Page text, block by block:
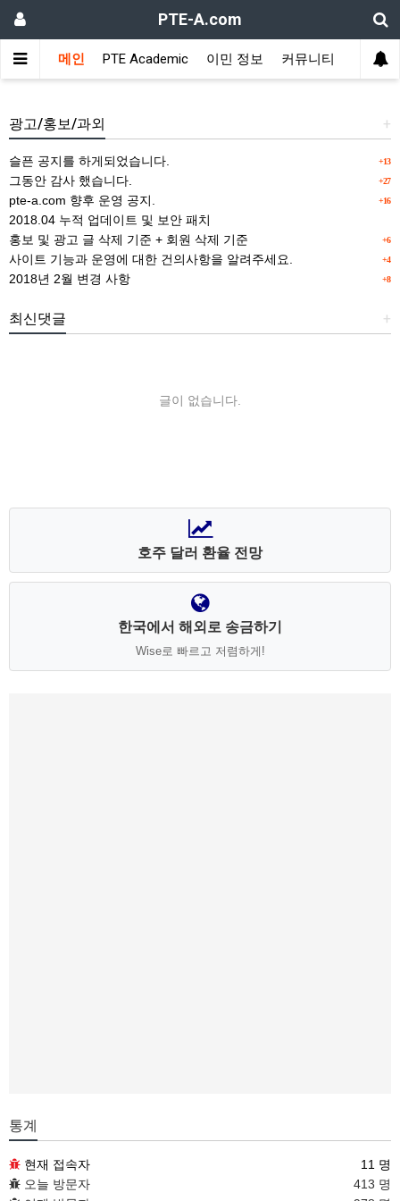
PTE-A.com
메인 PTE Academic 이민 정보 커뮤니티
위젯설정에서 사용할 타이틀을 등록해 주세요.
+
광고/홍보/과외
+13
슬픈 공지를 하게되었습니다.
+27
그동안 감사 했습니다.
+16
pte-a.com 향후 운영 공지.
2018.04 누적 업데이트 및 보안 패치
+6
홍보 및 광고 글 삭제 기준 + 회원 삭제 기준
+4
사이트 기능과 운영에 대한 건의사항을 알려주세요.
+8
2018년 2월 변경 사항
+
최신댓글
글이 없습니다.
호주 달러 환율 전망
한국에서 해외로 송금하기
Wise로 빠르고 저렴하게!
통계
현재 접속자
11 명
오늘 방문자
413 명